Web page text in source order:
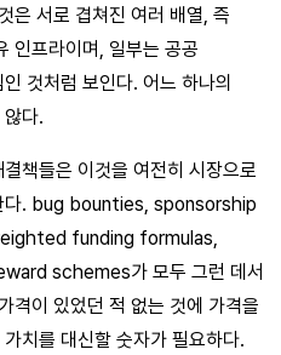
은 서로 겹쳐진 여러 배열, 즉
인프라이며, 일부는 공공
것처럼 보인다. 어느 하나의
다.
책들은 이것을 여전히 시장으로
다. bug bounties, sponsorship
funding formulas,
schemes가 모두 그런 데서
격이 있었던 적 없는 것에 가격을
치를 대신할 숫자가 필요하다.